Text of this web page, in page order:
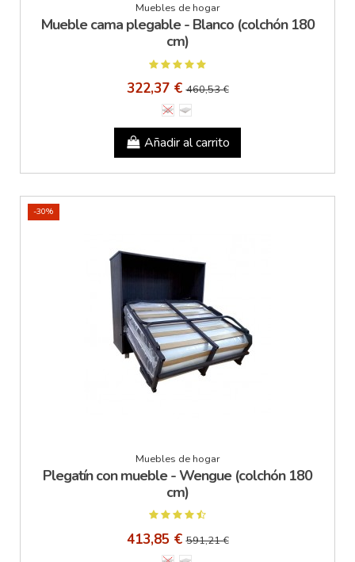
Muebles de hogar
Mueble cama plegable - Blanco (colchón 180
cm)
322,37 €460,53 €
Añadir al carrito
-30%
Muebles de hogar
Plegatín con mueble - Wengue (colchón 180
cm)
413,85 €591,21 €